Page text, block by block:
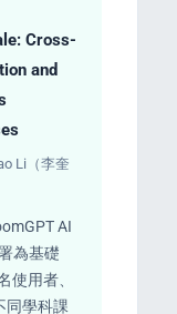
Cross-
and
Li（李奎
AI
為基礎
使用者、
同學科課